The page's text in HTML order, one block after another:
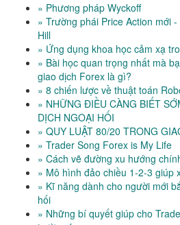
» Phương pháp Wyckoff
» Trường phái Price Action mới
Hill
» Ứng dụng khoa học cảm xạ
» Bài học quan trọng nhất mà
giao dịch Forex là gì?
» 8 chiến lược về thuật toán
» NHỮNG ĐIỀU CÀNG BIẾT
DỊCH NGOẠI HỐI
» QUY LUẬT 80/20 TRONG
» Trader Song Forex is My Life
» Cách vẽ đường xu hướng
» Mô hình đảo chiều 1-2-3 giúp
» Kĩ năng dành cho người mới
hối
» Những bí quyết giúp cho